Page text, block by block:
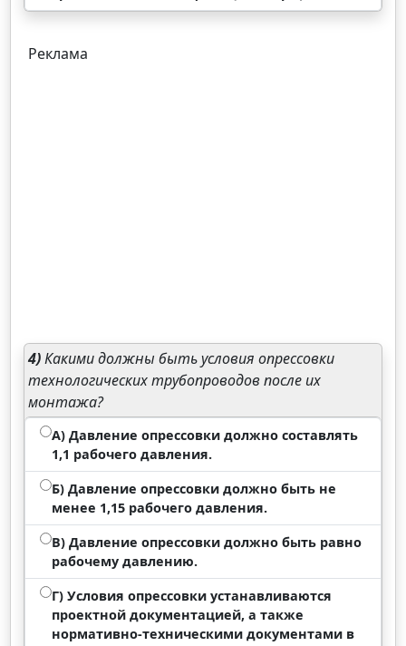
Реклама
4)Какими должны быть условия опрессовки
технологических трубопроводов после их
монтажа?
А) Давление опрессовки должно составлять
1,1 рабочего давления.
Б) Давление опрессовки должно быть не
менее 1,15 рабочего давления.
В) Давление опрессовки должно быть равно
рабочему давлению.
Г) Условия опрессовки устанавливаются
проектной документацией, а также
нормативно-техническими документами в